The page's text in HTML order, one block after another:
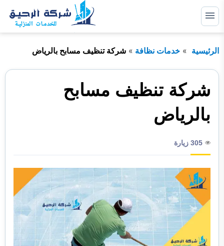
التجاوز
إلى القائمة
عن:
ابحث
خدمات صيانة
خدمات عزل
خدمات مكافحة حشرات
خدمات نظافة
خدمات نقل اثاث
الرئيسية خدمات نظافة شركة تنظيف مسابح بالرياض
شركة تنظيف مسابح
بالرياض
305 زيارة